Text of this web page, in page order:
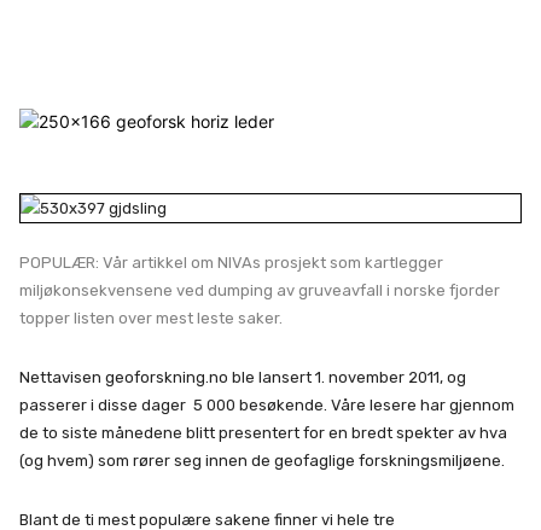
POPULÆR: Vår artikkel om NIVAs prosjekt som kartlegger
miljøkonsekvensene ved dumping av gruveavfall i norske fjorder
topper listen over mest leste saker.
Nettavisen geoforskning.no ble lansert 1. november 2011, og
passerer i disse dager 5 000 besøkende. Våre lesere har gjennom
de to siste månedene blitt presentert for en bredt spekter av hva
(og hvem) som rører seg innen de geofaglige forskningsmiljøene.
Blant de ti mest populære sakene finner vi hele tre